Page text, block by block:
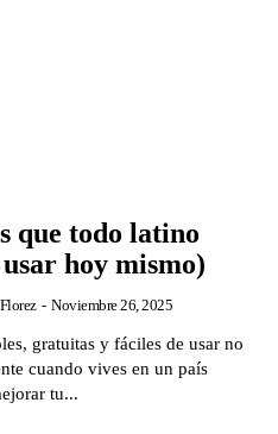
que todo latino
hoy mismo)
- Noviembre 26, 2025
gratuitas y fáciles de usar no
cuando vives en un país
tu...